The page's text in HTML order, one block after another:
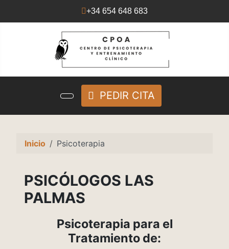
+34 654 648 683
PEDIR CITA
Inicio Psicoterapia
PSICÓLOGOS LAS
PALMAS
Psicoterapia para el
Tratamiento de: